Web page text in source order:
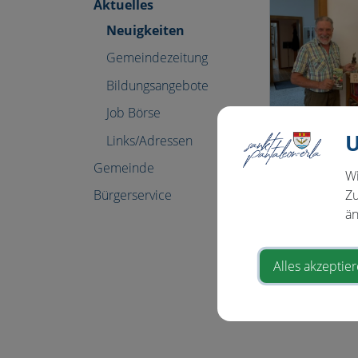
Aktuelles
Neuigkeiten
Gemeindezeitung
Bildungsangebote
Job Börse
Links/Adressen
Gemeinde
Bürgerservice
Alles